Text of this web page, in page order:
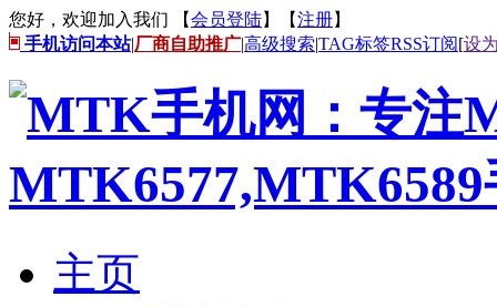
您好，欢迎加入我们 【会员登陆】【注册】
手机访问本站|厂商自助推广|高级搜索|TAG标签RSS订阅[设
主页